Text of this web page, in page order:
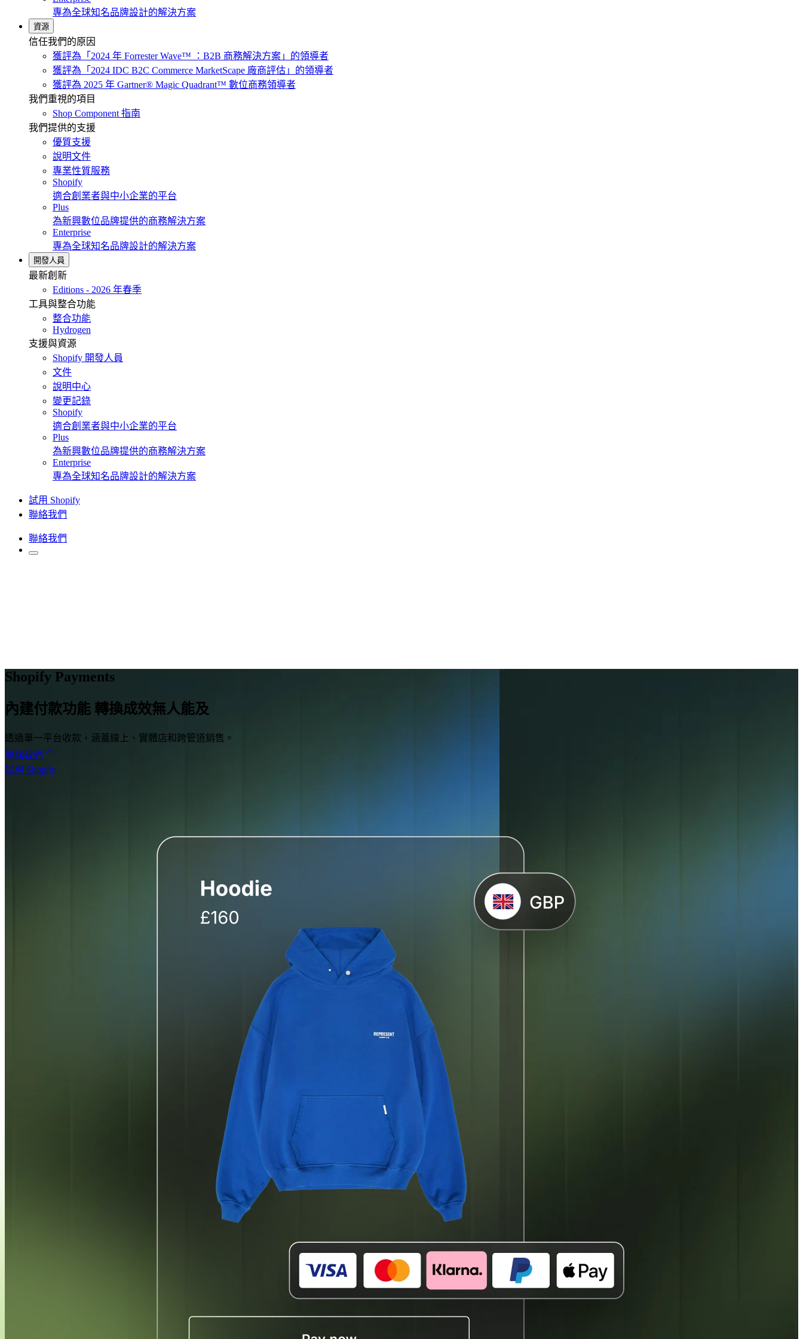
專為全球知名品牌設計的解決方案
資源
信任我們的原因
獲評為「2024 年 Forrester Wave™ ：B2B 商務解決方案」的領導者
獲評為「2024 IDC B2C Commerce MarketScape 廠商評估」的領導者
獲評為 2025 年 Gartner® Magic Quadrant™ 數位商務領導者
我們重視的項目
Shop Component 指南
我們提供的支援
優質支援
說明文件
專業性質服務
Shopify
適合創業者與中小企業的平台
Plus
為新興數位品牌提供的商務解決方案
Enterprise
專為全球知名品牌設計的解決方案
開發人員
最新創新
Editions - 2026 年春季
工具與整合功能
整合功能
Hydrogen
支援與資源
Shopify 開發人員
文件
說明中心
變更記錄
Shopify
適合創業者與中小企業的平台
Plus
為新興數位品牌提供的商務解決方案
Enterprise
專為全球知名品牌設計的解決方案
試用 Shopify
聯絡我們
聯絡我們
Shopify Payments
內建付款功能 轉換成效無人能及
透過單一平台收款，涵蓋線上、實體店和跨管道銷售。
聯絡我們
試用 Shopify